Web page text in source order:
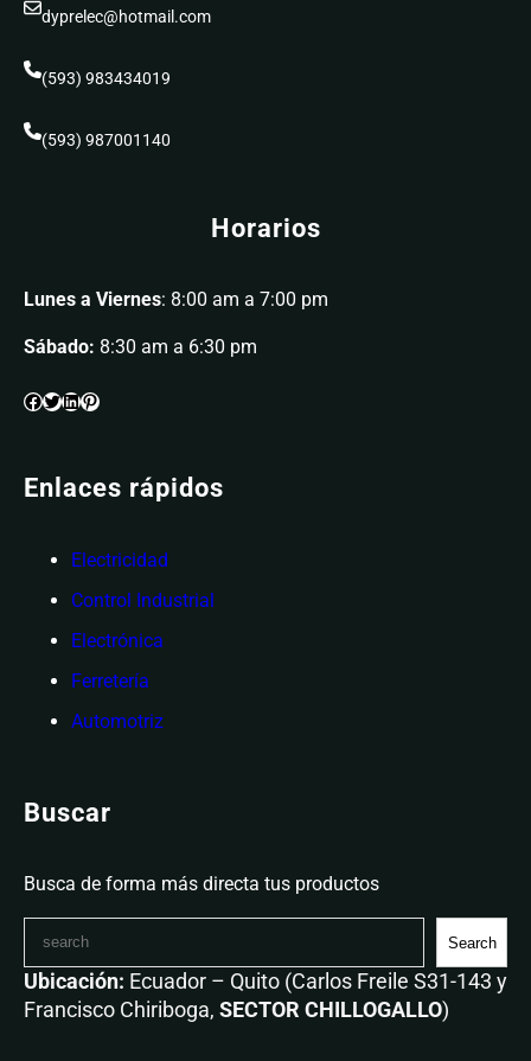
dyprelec@hotmail.com
(593) 983434019
(593) 987001140
Horarios
Lunes a Viernes: 8:00 am a 7:00 pm
Sábado: 8:30 am a 6:30 pm
Enlaces rápidos
Electricidad
Control Industrial
Electrónica
Ferretería
Automotriz
Buscar
Busca de forma más directa tus productos
Search
Ubicación: Ecuador – Quito (Carlos Freile S31-143 y
Francisco Chiriboga, SECTOR CHILLOGALLO)